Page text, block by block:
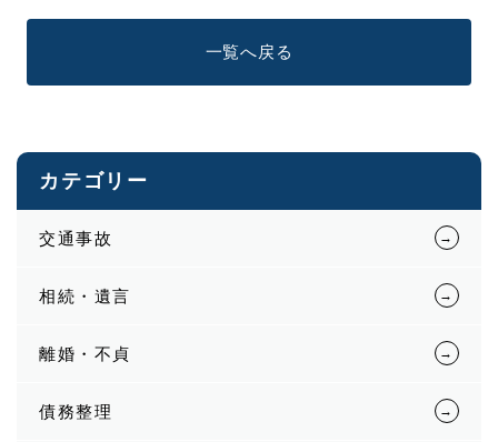
一覧へ戻る
カテゴリー
交通事故
相続・遺言
離婚・不貞
債務整理